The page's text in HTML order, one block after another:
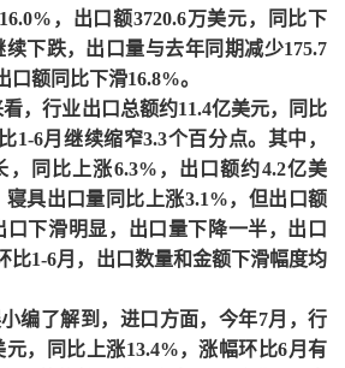
，出口额3720.6万美元，同比下
下跌，出口量与去年同期减少175.7
口额同比下滑16.8%。
看，行业出口总额约11.4亿美元，同比
1-6月继续缩窄3.3个百分点。其中，
，同比上涨6.3%，出口额约4.2亿美
寝具出口量同比上涨3.1%，但出口额
口下滑明显，出口量下降一半，出口
比1-6月，出口数量和金额下滑幅度均
小编了解到， 进口 方面，今年7月，行
元，同比上涨13.4%，涨幅环比6月有